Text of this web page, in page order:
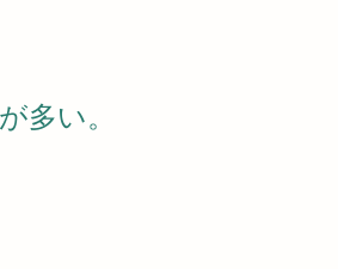
多い。